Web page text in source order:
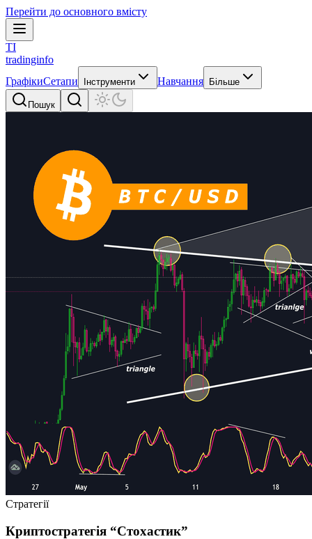
Перейти до основного вмісту
TI
tradinginfo
ГрафікиСетапи Інструменти Навчання Більше
Пошук
Стратегії
Криптостратегія “Стохастик”